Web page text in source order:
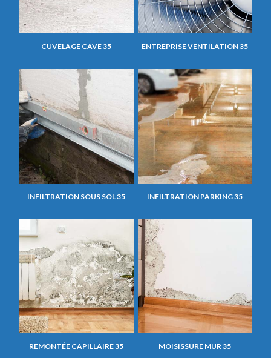
CUVELAGE CAVE 35 ENTREPRISE VENTILATION 35
INFILTRATION SOUS SOL 35 INFILTRATION PARKING 35
REMONTÉE CAPILLAIRE 35 MOISISSURE MUR 35